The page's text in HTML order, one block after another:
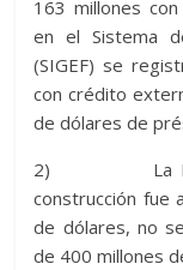
163 millones
en el Sistema
(SIGEF) se
con crédito
de dólares de
2) La
construcción fue
de dólares, no
de 400 millones